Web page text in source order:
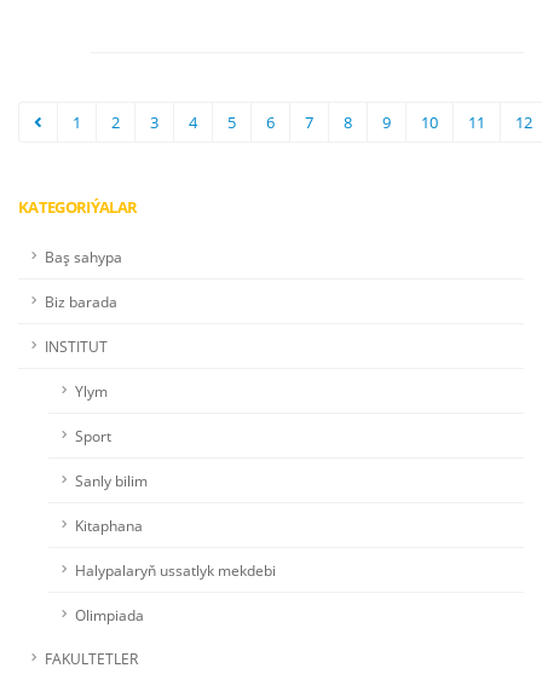
1 2 3 4 5 6 7 8 9 10 11 12
KATEGORIÝALAR
Baş sahypa
Biz barada
INSTITUT
Ylym
Sport
Sanly bilim
Kitaphana
Halypalaryň ussatlyk mekdebi
Olimpiada
FAKULTETLER